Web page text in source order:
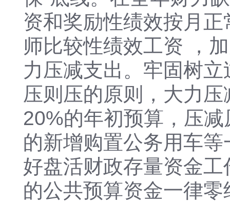
资和奖励性绩效按月
师比较性绩效工资 ，
力压减支出。牢固树
压则压的原则，大力
20%的年初预算，压
的新增购置公务用车
好盘活财政存量资金
的公共预算资金一律